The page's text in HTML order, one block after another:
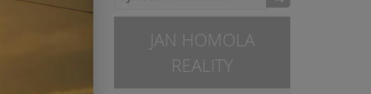
JAN HOMOLA
REALITY